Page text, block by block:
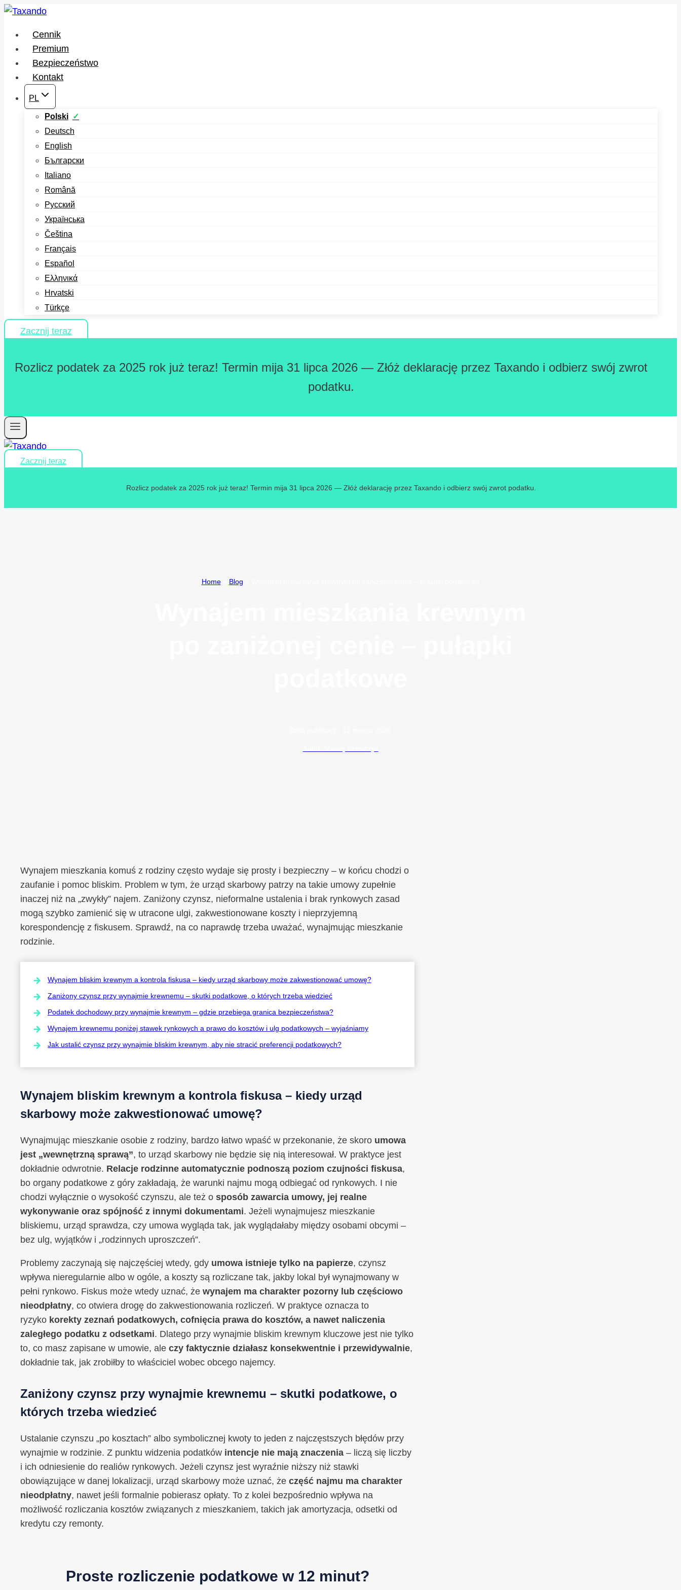
Przejdź
treści
Cennik
Premium
Bezpieczeństwo
Kontakt
PL
Polski
Deutsch
English
Български
Italiano
Română
Русский
Українська
Čeština
Français
Español
Ελληνικά
Hrvatski
Türkçe
Zacznij teraz
Rozlicz podatek za 2025 rok już teraz! Termin mija 31 lipca 2026 — Złóż deklarację przez Taxando i odbierz swój zwrot
podatku.
Zacznij teraz
Rozlicz podatek za 2025 rok już teraz! Termin mija 31 lipca 2026 — Złóż deklarację przez Taxando i odbierz swój zwrot podatku.
Home» Blog
Wynajem mieszkania komuś z rodziny często wydaje się prosty i bezpieczny – w końcu chodzi o
zaufanie i pomoc bliskim. Problem w tym, że urząd skarbowy patrzy na takie umowy zupełnie
inaczej niż na „zwykły” najem. Zaniżony czynsz, nieformalne ustalenia i brak rynkowych zasad
mogą szybko zamienić się w utracone ulgi, zakwestionowane koszty i nieprzyjemną
korespondencję z fiskusem. Sprawdź, na co naprawdę trzeba uważać, wynajmując mieszkanie
rodzinie.
Wynajem bliskim krewnym a kontrola fiskusa – kiedy urząd skarbowy może zakwestionować umowę?
Zaniżony czynsz przy wynajmie krewnemu – skutki podatkowe, o których trzeba wiedzieć
Podatek dochodowy przy wynajmie krewnym – gdzie przebiega granica bezpieczeństwa?
Wynajem krewnemu poniżej stawek rynkowych a prawo do kosztów i ulg podatkowych – wyjaśniamy
Jak ustalić czynsz przy wynajmie bliskim krewnym, aby nie stracić preferencji podatkowych?
Wynajem bliskim krewnym a kontrola fiskusa – kiedy urząd
skarbowy może zakwestionować umowę?
Wynajmując mieszkanie osobie z rodziny, bardzo łatwo wpaść w przekonanie, że skoro umowa
jest „wewnętrzną sprawą”, to urząd skarbowy nie będzie się nią interesował. W praktyce jest
dokładnie odwrotnie. Relacje rodzinne automatycznie podnoszą poziom czujności fiskusa,
bo organy podatkowe z góry zakładają, że warunki najmu mogą odbiegać od rynkowych. I nie
chodzi wyłącznie o wysokość czynszu, ale też o sposób zawarcia umowy, jej realne
wykonywanie oraz spójność z innymi dokumentami. Jeżeli wynajmujesz mieszkanie
bliskiemu, urząd sprawdza, czy umowa wygląda tak, jak wyglądałaby między osobami obcymi –
bez ulg, wyjątków i „rodzinnych uproszczeń”.
Problemy zaczynają się najczęściej wtedy, gdy umowa istnieje tylko na papierze, czynsz
wpływa nieregularnie albo w ogóle, a koszty są rozliczane tak, jakby lokal był wynajmowany w
pełni rynkowo. Fiskus może wtedy uznać, że wynajem ma charakter pozorny lub częściowo
nieodpłatny, co otwiera drogę do zakwestionowania rozliczeń. W praktyce oznacza to
ryzyko korekty zeznań podatkowych, cofnięcia prawa do kosztów, a nawet naliczenia
zaległego podatku z odsetkami. Dlatego przy wynajmie bliskim krewnym kluczowe jest nie tylko
to, co masz zapisane w umowie, ale czy faktycznie działasz konsekwentnie i przewidywalnie,
dokładnie tak, jak zrobiłby to właściciel wobec obcego najemcy.
Zaniżony czynsz przy wynajmie krewnemu – skutki podatkowe, o
których trzeba wiedzieć
Ustalanie czynszu „po kosztach” albo symbolicznej kwoty to jeden z najczęstszych błędów przy
wynajmie w rodzinie. Z punktu widzenia podatków intencje nie mają znaczenia – liczą się liczby
i ich odniesienie do realiów rynkowych. Jeżeli czynsz jest wyraźnie niższy niż stawki
obowiązujące w danej lokalizacji, urząd skarbowy może uznać, że część najmu ma charakter
nieodpłatny, nawet jeśli formalnie pobierasz opłaty. To z kolei bezpośrednio wpływa na
możliwość rozliczania kosztów związanych z mieszkaniem, takich jak amortyzacja, odsetki od
kredytu czy remonty.
Proste rozliczenie podatkowe w 12 minut?